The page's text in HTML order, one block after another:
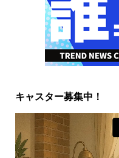
キャスター募集中！